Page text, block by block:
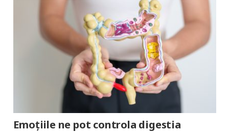
Emoțiile ne pot controla digestia